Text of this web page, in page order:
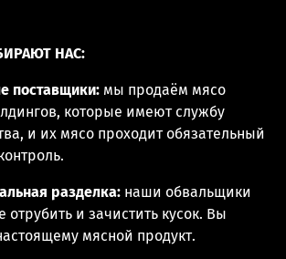
НАС:
поставщики: мы продаём мясо
которые имеют службу
и их мясо проходит обязательный
разделка: наши обвальщики
отрубить и зачистить кусок. Вы
мясной продукт.